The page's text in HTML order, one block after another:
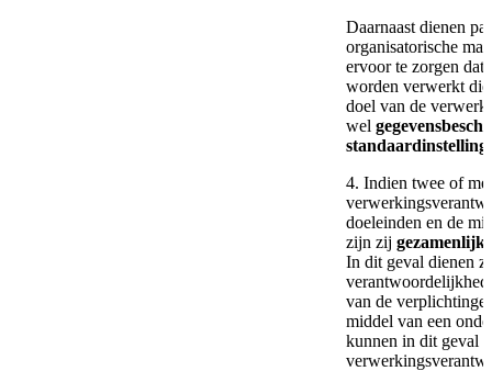
Daarnaast dienen
organisatorische
ervoor te zorgen dat
worden verwerkt
doel van de
wel
4. Indien twee of
doeleinden en de
zijn zij
In dit geval dienen
van de
middel van een
kunnen in dit geval